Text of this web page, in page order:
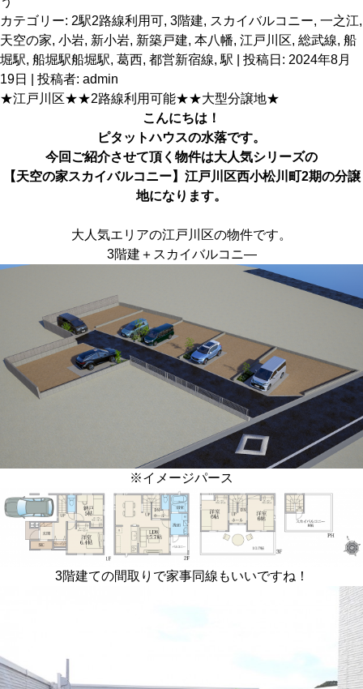
カテゴリー: 2駅2路線利用可, 3階建, スカイバルコニー, 一之江,
天空の家, 小岩, 新小岩, 新築戸建, 本八幡, 江戸川区, 総武線, 船
堀駅, 船堀駅船堀駅, 葛西, 都営新宿線, 駅 | 投稿日: 2024年8月
19日
投稿者: admin
★江戸川区★★2路線利用可能★★大型分譲地★
こんにちは！
ピタットハウスの水落です。
今回ご紹介させて頂く物件は大人気シリーズの
【天空の家スカイバルコニー】江戸川区西小松川町2期の分譲
地になります。
大人気エリアの江戸川区の物件です。
3階建＋スカイバルコニ―
※イメージパース
3階建ての間取りで家事同線もいいですね！